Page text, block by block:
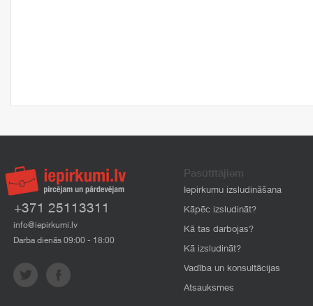
+371 25113311
info@iepirkumi.lv
Darba dienās 09:00 - 18:00
Pasūtītājiem
Iepirkumu izsludināšana
Kāpēc izsludināt?
Kā tas darbojas?
Kā izsludināt?
Vadība un konsultācijas
Atsauksmes